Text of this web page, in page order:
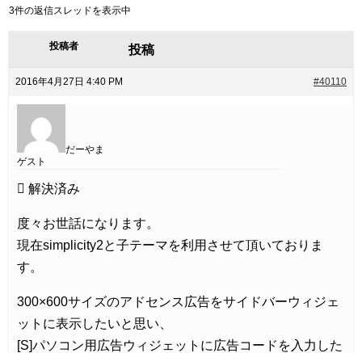
3件の返信スレッドを表示中
投稿者 投稿
2016年4月27日 4:40 PM #40110
だーやま
ゲスト
度々お世話になります。
現在simplicity2と子テーマを利用させて頂いておりま
す。
300×600サイズのアドセンス広告をサイドバーウィジェ
ットに表示したいと思い、
[S]パソコン用広告ウィジェットに広告コードを入力した